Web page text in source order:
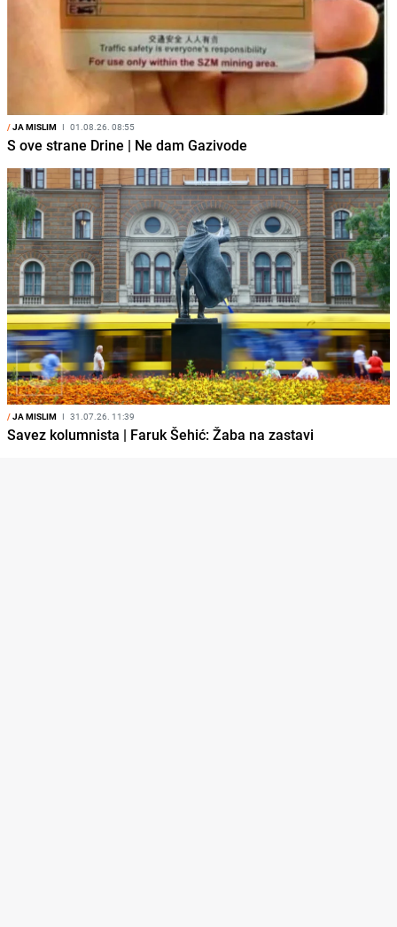
/JA MISLIM I 01.08.26. 08:55
S ove strane Drine | Ne dam Gazivode
/JA MISLIM I 31.07.26. 11:39
Savez kolumnista | Faruk Šehić: Žaba na zastavi